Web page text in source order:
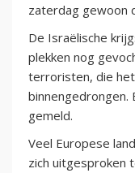
zaterdag gewoon
De Israëlische
plekken nog
terroristen, die
binnengedrongen.
gemeld.
Veel Europese
zich uitgesproken